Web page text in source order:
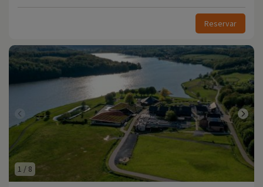
Reservar
1 / 8